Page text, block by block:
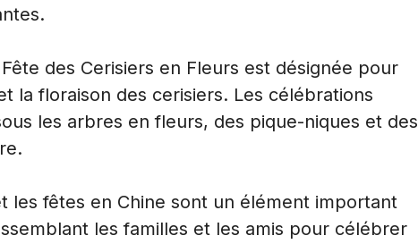
des Cerisiers en Fleurs est désignée pour
la floraison des cerisiers. Les célébrations
les arbres en fleurs, des pique-niques et des
les fêtes en Chine sont un élément important
les familles et les amis pour célébrer